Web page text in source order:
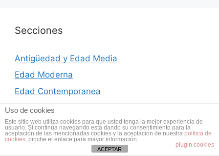
Secciones
Antigüedad y Edad Media
Edad Moderna
Edad Contemporanea
Segunda Guerra Mundial
Siglo XX
Actualidad
Uso de cookies
Este sitio web utiliza cookies para que usted tenga la mejor experiencia de
usuario. Si continúa navegando está dando su consentimiento para la
aceptación de las mencionadas cookies y la aceptación de nuestra política de
cookies, pinche el enlace para mayor información.
plugin cookies
ACEPTAR